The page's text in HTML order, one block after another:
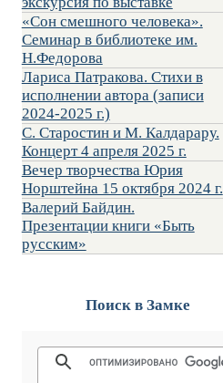
«Сон смешного человека».
Семинар в библиотеке им.
Н.Федорова
Лариса Патракова. Стихи в
исполнении автора (записи
2024-2025 г.)
С. Старостин и М. Калдарару.
Концерт 4 апреля 2025 г.
Вечер творчества Юрия
Норштейна 15 октября 2024 г.
Валерий Байдин.
Презентации книги «Быть
русским»
Поиск в Замке